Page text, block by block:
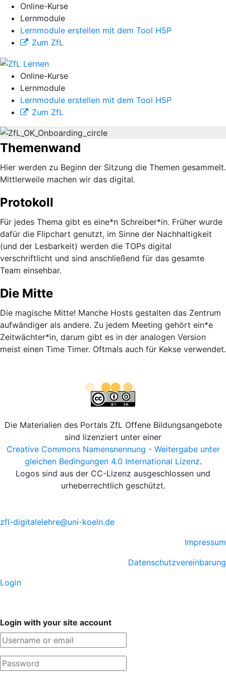
Online-Kurse
Lernmodule
Lernmodule erstellen mit dem Tool H5P
Zum ZfL
Online-Kurse
Lernmodule
Lernmodule erstellen mit dem Tool H5P
Zum ZfL
Themenwand
Hier werden zu Beginn der Sitzung die Themen gesammelt.
Mittlerweile machen wir das digital.
Protokoll
Für jedes Thema gibt es eine*n Schreiber*in. Früher wurde
dafür die Flipchart genutzt, im Sinne der Nachhaltigkeit
(und der Lesbarkeit) werden die TOPs digital
verschriftlicht und sind anschließend für das gesamte
Team einsehbar.
Die Mitte
Die magische Mitte! Manche Hosts gestalten das Zentrum
aufwändiger als andere. Zu jedem Meeting gehört ein*e
Zeitwächter*in, darum gibt es in der analogen Version
meist einen Time Timer. Oftmals auch für Kekse verwendet.
Die Materialien des Portals ZfL Offene Bildungsangebote
sind lizenziert unter einer
Creative Commons Namensnennung - Weitergabe unter
gleichen Bedingungen 4.0 International Lizenz.
Logos sind aus der CC-Lizenz ausgeschlossen und
urheberrechtlich geschützt.
zfl-digitalelehre@uni-koeln.de
Impressum
Datenschutzvereinbarung
Login
Login with your site account